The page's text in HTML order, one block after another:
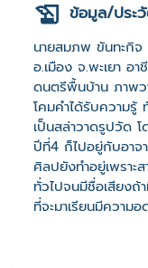
ข้อมูล/ประ
นายสมภพ ขันทะกิ
อ.เมือง จ.พะเยา
ดนตรีพื้นบ้าน ภาพ
โคมคำได้รับความรู้
เป็นสล่าวาดรูปวัด
ปีที่4 ก็ไปอยู่กับอาจ
ศิลปยังทำอยู่เพราะ
ทั่วไปจนมีชื่อเสียงถ้
ที่จะมาเรียนมีความ